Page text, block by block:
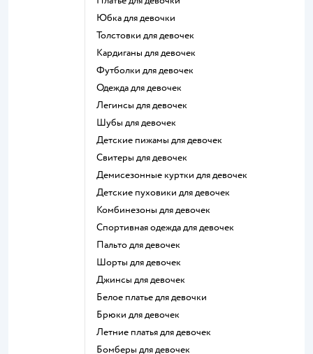
Юбка для девочки
Толстовки для девочек
Кардиганы для девочек
Футболки для девочек
Одежда для девочек
Легинсы для девочек
Шубы для девочек
Детские пижамы для девочек
Свитеры для девочек
Демисезонные куртки для девочек
Детские пуховики для девочек
Комбинезоны для девочек
Спортивная одежда для девочек
Пальто для девочек
Шорты для девочек
Джинсы для девочек
Белое платье для девочки
Брюки для девочек
Летние платья для девочек
Бомберы для девочек